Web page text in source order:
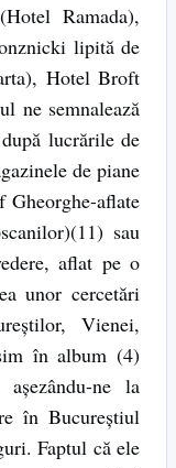
Ramada),
lipită de
Hotel Broft
ne semnalează
lucrările de
de piane
aflate
sau
aflat pe o
unor cercetări
Vienei,
în album (4)
ne la
în Bucureştiul
Faptul că ele